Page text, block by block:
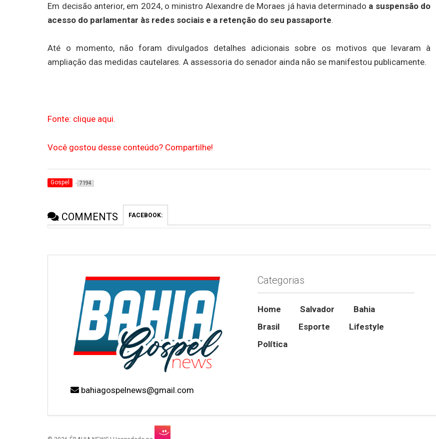
Em decisão anterior, em 2024, o ministro Alexandre de Moraes já havia determinado a suspensão do
acesso do parlamentar às redes sociais e a retenção do seu passaporte.
Até o momento, não foram divulgados detalhes adicionais sobre os motivos que levaram à
ampliação das medidas cautelares. A assessoria do senador ainda não se manifestou publicamente.
Fonte: clique aqui.
Você gostou desse conteúdo? Compartilhe!
Gospel 7194
COMMENTS FACEBOOK:
bahiagospelnews@gmail.com
Categorias
Home Salvador
Bahia
Brasil
Esporte
Lifestyle
Política